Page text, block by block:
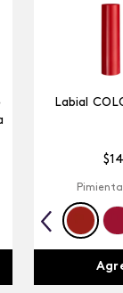
Labial
$14